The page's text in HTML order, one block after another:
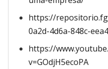
https://
0a2d-4d6a-848c-
https://
v=GOdjH5ecoPA